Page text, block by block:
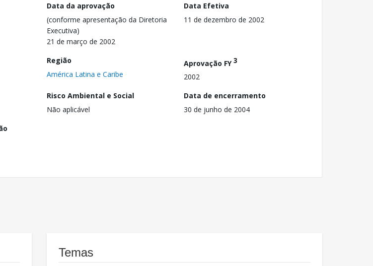
Data da aprovação
(conforme apresentação da Diretoria
Executiva)
21 de março de 2002
Data Efetiva
11 de dezembro de 2002
Região
América Latina e Caribe
Aprovação FY3
2002
Risco Ambiental e Social
Não aplicável
Data de encerramento
30 de junho de 2004
Temas